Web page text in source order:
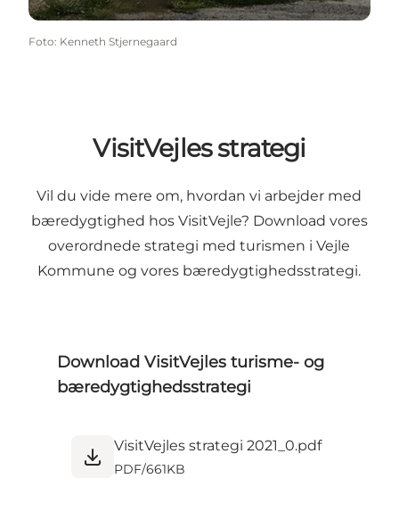
Foto: Kenneth Stjernegaard
VisitVejles strategi
Vil du vide mere om, hvordan vi arbejder med
bæredygtighed hos VisitVejle? Download vores
overordnede strategi med turismen i Vejle
Kommune og vores bæredygtighedsstrategi.
Download VisitVejles turisme- og
bæredygtighedsstrategi
VisitVejles strategi 2021_0.pdf
PDF/661KB